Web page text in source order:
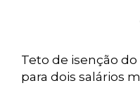
Teto de isenção
para dois salários